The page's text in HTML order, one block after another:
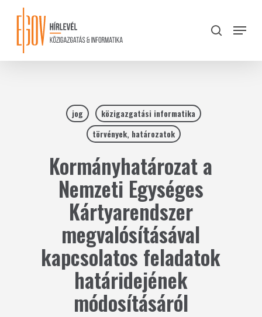
content
search
Menu
jog
közigazgatási informatika
törvények, határozatok
Kormányhatározat a
Nemzeti Egységes
Kártyarendszer
megvalósításával
kapcsolatos feladatok
határidejének
módosításáról
Close